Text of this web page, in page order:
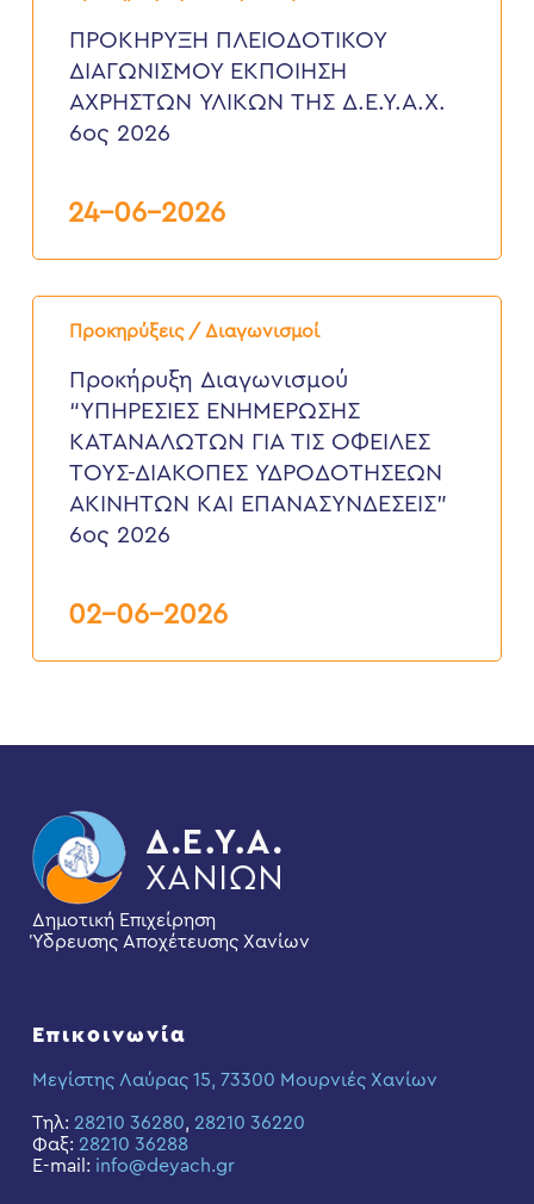
ΕΚΠΟΙΗΣΗ
ΑΧΡΗΣΤΩΝ
ΥΛΙΚΩΝ
Δ.Ε.Υ.Α.Χ.
ΠΡΟΚΗΡΥΞΗ ΠΛΕΙΟΔΟΤΙΚΟΥ
ΔΙΑΓΩΝΙΣΜΟΥ ΕΚΠΟΙΗΣΗ
ΑΧΡΗΣΤΩΝ ΥΛΙΚΩΝ ΤΗΣ Δ.Ε.Υ.Α.Χ.
6ος 2026
24-06-2026
Προκηρύξεις / Διαγωνισμοί
Προκήρυξη
Διαγωνισμού
ΕΝΗΜΕΡΩΣΗΣ
ΚΑΤΑΝΑΛΩΤΩΝ
ΟΦΕΙΛΕΣ
ΤΟΥΣ-
ΔΙΑΚΟΠΕΣ
ΑΚΙΝΗΤΩΝ
2026
Προκήρυξη Διαγωνισμού
“ΥΠΗΡΕΣΙΕΣ ΕΝΗΜΕΡΩΣΗΣ
ΚΑΤΑΝΑΛΩΤΩΝ ΓΙΑ ΤΙΣ ΟΦΕΙΛΕΣ
ΤΟΥΣ-ΔΙΑΚΟΠΕΣ ΥΔΡΟΔΟΤΗΣΕΩΝ
ΑΚΙΝΗΤΩΝ ΚΑΙ ΕΠΑΝΑΣΥΝΔΕΣΕΙΣ”
6ος 2026
02-06-2026
Δημοτική Επιχείρηση
Ύδρευσης Αποχέτευσης Χανίων
Επικοινωνία
Μεγίστης Λαύρας 15, 73300 Μουρνιές Χανίων
Τηλ: 28210 36280, 28210 36220
Φαξ: 28210 36288
E-mail: info@deyach.gr